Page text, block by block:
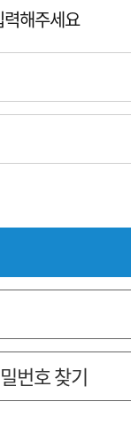
해주세요
번호 찾기